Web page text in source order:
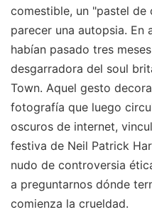
comestible, un "pastel de
parecer una autopsia. En
habían pasado tres
desgarradora del soul
Town. Aquel gesto
fotografía que luego
oscuros de internet,
festiva de Neil Patrick
nudo de controversia
a preguntarnos dónde
comienza la crueldad.